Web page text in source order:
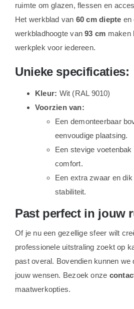
ruimte om glazen, flessen en
Het werkblad van 60 cm diepte en
werkbladhoogte van93 cm maken
werkplek voor iedereen.
Unieke specificaties:
Kleur: Wit (RAL 9010)
Voorzien van:
Een demonteerbaar
eenvoudige plaatsing.
Een stevige
comfort.
Een extra zwaar en
stabiliteit.
Past perfect in jouw
Of je nu een gezellige sfeer wilt
professionele uitstraling zoekt op
past overal. Bovendien kunnen we
jouw wensen. Bezoek onze
maatwerkopties.